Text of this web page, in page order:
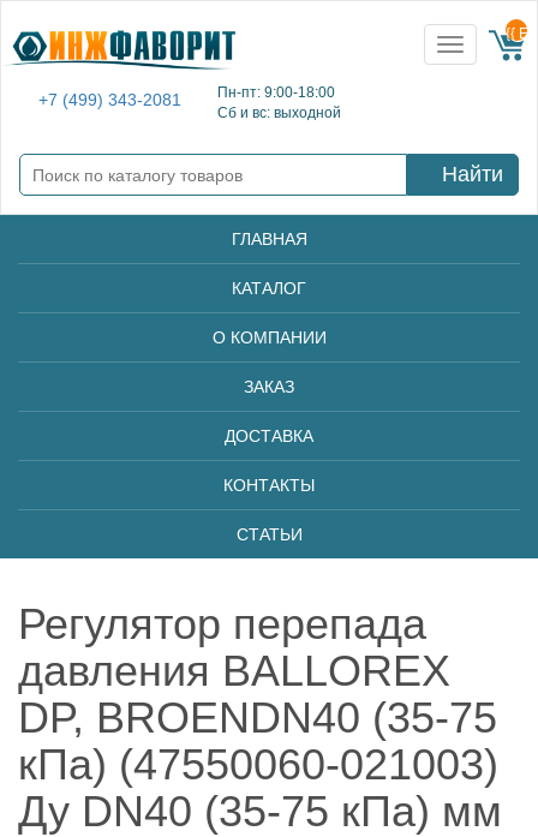
+7 (499) 343-2081
Пн-пт: 9:00-18:00
Сб и вс: выходной
Toggle
navigation
{{
Найти
ГЛАВНАЯ
КАТАЛОГ
О КОМПАНИИ
ЗАКАЗ
ДОСТАВКА
КОНТАКТЫ
СТАТЬИ
Регулятор перепада
давления BALLOREX
DP, BROENDN40 (35-75
кПа) (47550060-021003)
Ду DN40 (35-75 кПа) мм